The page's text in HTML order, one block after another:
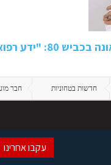
רפואי עמוק…
חדשות בטחוניות חבר
עקבו אחרינו